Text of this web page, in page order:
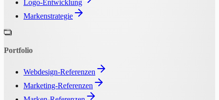
Logo-Entwicklung
Markenstrategie
Portfolio
Webdesign-Referenzen
Marketing-Referenzen